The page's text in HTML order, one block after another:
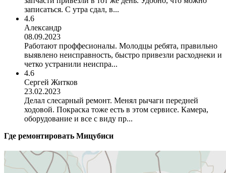
записаться. С утра сдал, в...
4.6
Александр
08.09.2023
Работают проффесионалы. Молодцы ребята, правильно
выявлено неисправность, быстро привезли расходнеки и
четко устранили неиспра...
4.6
Сергей Житков
23.02.2023
Делал слесарный ремонт. Менял рычаги передней
ходовой. Покраска тоже есть в этом сервисе. Камера,
оборудование и все с виду пр...
Где ремонтировать Мицубиси